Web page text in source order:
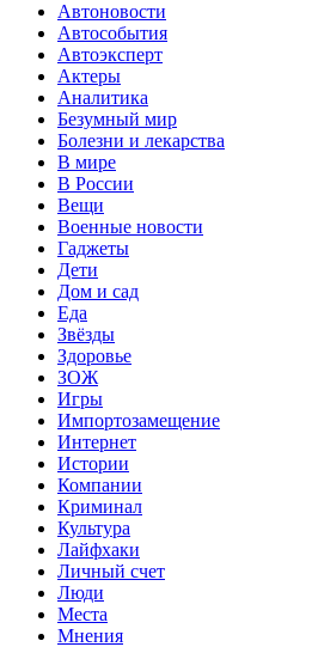
Автоновости
Автособытия
Автоэксперт
Актеры
Аналитика
Безумный мир
Болезни и лекарства
В мире
В России
Вещи
Военные новости
Гаджеты
Дети
Дом и сад
Еда
Звёзды
Здоровье
ЗОЖ
Игры
Импортозамещение
Интернет
Истории
Компании
Криминал
Культура
Лайфхаки
Личный счет
Люди
Места
Мнения